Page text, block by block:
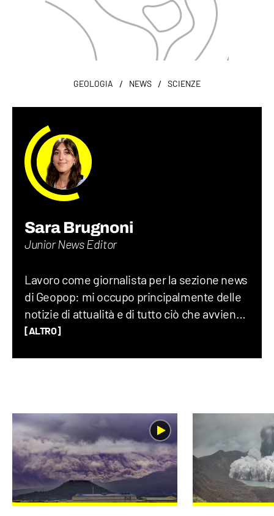
GEOLOGIA / NEWS / SCIENZE
Sara Brugnoni
Junior News Editor
Lavoro come giornalista per la sezione news
di Geopop: mi occupo principalmente delle
notizie di attualità e di tutto ciò che avviene
sul Pianeta Terra, dalla geopolitica allo
gli eventi del mondo siano profondamente
connessi tra di loro.
[ALTRO]